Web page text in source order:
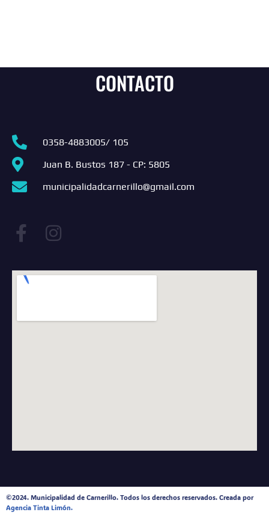
CONTACTO
0358-4883005/ 105
Juan B. Bustos 187 - CP: 5805
municipalidadcarnerillo@gmail.com
©2024. Municipalidad de Carnerillo. Todos los derechos reservados. Creada por
Agencia Tinta Limón.